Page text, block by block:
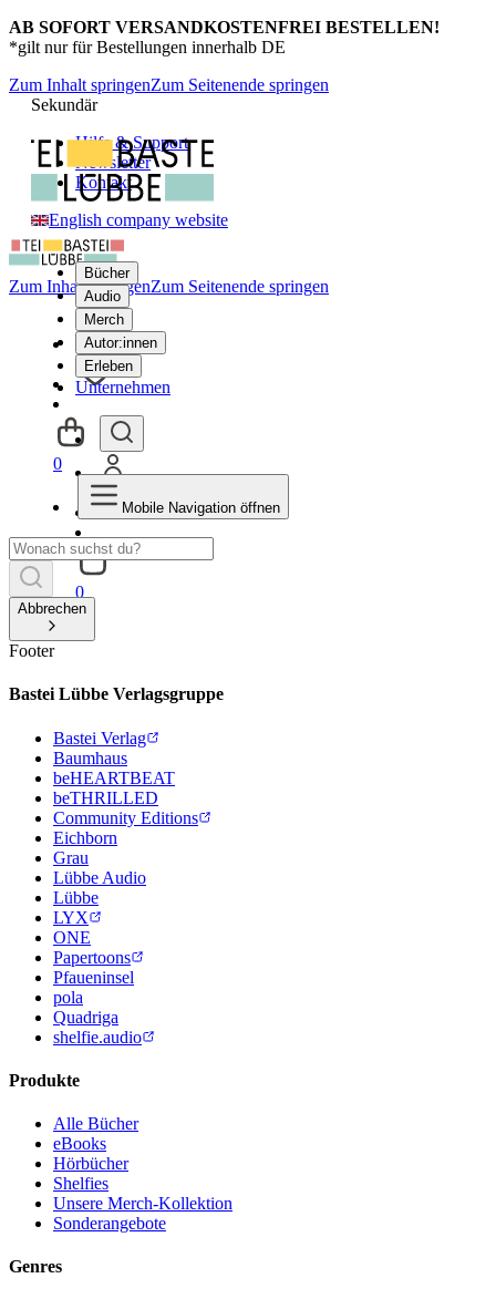
AB SOFORT VERSANDKOSTENFREI BESTELLEN!
*gilt nur für Bestellungen innerhalb DE
Zum Inhalt springenZum Seitenende springen
Sekundär
Hilfe & Support
Newsletter
Kontakt
English company website
Bücher
Audio
Merch
Autor:innen
Erleben
Unternehmen
0
Zum Inhalt springenZum Seitenende springen
0
Mobile Navigation öffnen
Abbrechen
Footer
Bastei Lübbe Verlagsgruppe
Bastei Verlag
Baumhaus
beHEARTBEAT
beTHRILLED
Community Editions
Eichborn
Grau
Lübbe Audio
Lübbe
LYX
ONE
Papertoons
Pfaueninsel
pola
Quadriga
shelfie.audio
Produkte
Alle Bücher
eBooks
Hörbücher
Shelfies
Unsere Merch-Kollektion
Sonderangebote
Genres